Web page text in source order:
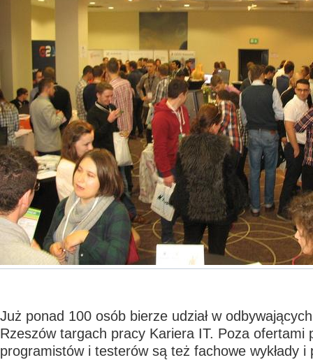
Już ponad 100 osób bierze udział w
Rzeszów targach pracy Kariera IT. Poza ofertami
programistów i testerów są też fachowe wykłady